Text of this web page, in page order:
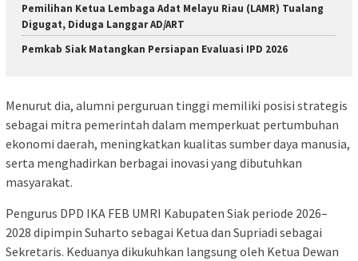
Pemilihan Ketua Lembaga Adat Melayu Riau (LAMR) Tualang
Digugat, Diduga Langgar AD/ART
Pemkab Siak Matangkan Persiapan Evaluasi IPD 2026
Menurut dia, alumni perguruan tinggi memiliki posisi strategis
sebagai mitra pemerintah dalam memperkuat pertumbuhan
ekonomi daerah, meningkatkan kualitas sumber daya manusia,
serta menghadirkan berbagai inovasi yang dibutuhkan
masyarakat.
Pengurus DPD IKA FEB UMRI Kabupaten Siak periode 2026–
2028 dipimpin Suharto sebagai Ketua dan Supriadi sebagai
Sekretaris. Keduanya dikukuhkan langsung oleh Ketua Dewan